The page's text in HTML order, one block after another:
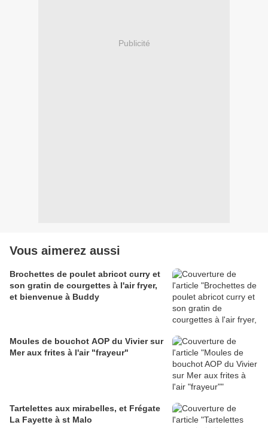
Publicité
Vous aimerez aussi
Brochettes de poulet abricot curry et
son gratin de courgettes à l'air fryer,
et bienvenue à Buddy
Moules de bouchot AOP du Vivier sur
Mer aux frites à l'air "frayeur"
Tartelettes aux mirabelles, et Frégate
La Fayette à st Malo